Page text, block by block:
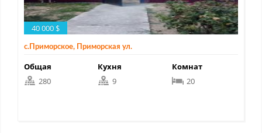
40 000 $
с.Приморское, Приморская ул.
Общая
280
Кухня
9
Комнат
20